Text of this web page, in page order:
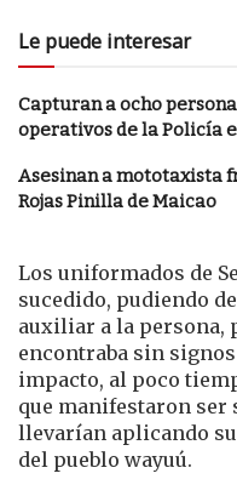
Le puede interesar
Capturan a ocho
operativos de la Policía
Asesinan a mototaxista
Rojas Pinilla de Maicao
Los uniformados de
sucedido, pudiendo
auxiliar a la persona,
encontraba sin
impacto, al poco
que manifestaron ser
llevarían aplicando
del pueblo wayuú.